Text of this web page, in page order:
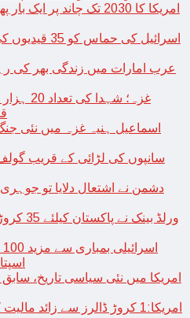
امریکا کا 2030 تک چاند
عرب امارات میں زندگی بھر کی
غزہ؛
اسماعیل ہنیہ غزہ میں نئی
سانپوں کی لڑائی کے قریب
دشمن نے اشتعال دلایا تو
ورلڈ
امریکا میں نئی سیاسی تاریخ،
امریکا:1 کروڑ ڈالرز سے